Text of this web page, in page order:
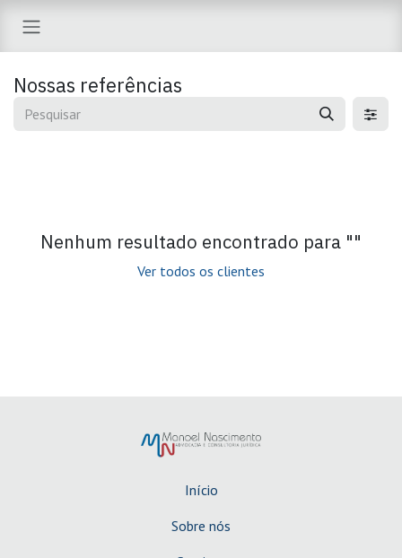
Nossas referências
Nenhum resultado encontrado para ""
Ver todos os clientes
Início
Sobre nós